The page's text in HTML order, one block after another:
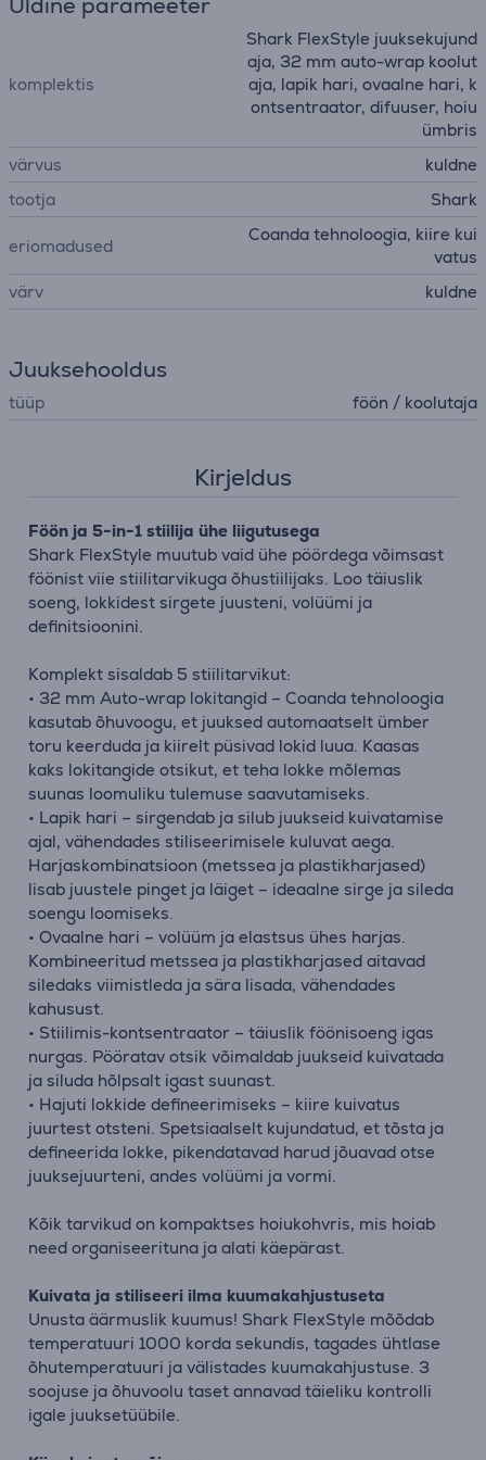
komplektis
Shark FlexStyle juuksekujund
aja, 32 mm auto-wrap koolut
aja, lapik hari, ovaalne hari, k
ontsentraator, difuuser, hoiu
ümbris
värvus
kuldne
tootja
Shark
eriomadused
Coanda tehnoloogia, kiire kui
vatus
värv
kuldne
Juuksehooldus
tüüp föön / koolutaja
Kirjeldus
Föön ja 5-in-1 stiilija ühe liigutusega
Shark FlexStyle muutub vaid ühe pöördega võimsast
föönist viie stiilitarvikuga õhustiilijaks. Loo täiuslik
soeng, lokkidest sirgete juusteni, volüümi ja
definitsioonini.
Komplekt sisaldab 5 stiilitarvikut:
• 32 mm Auto-wrap lokitangid – Coanda tehnoloogia
kasutab õhuvoogu, et juuksed automaatselt ümber
toru keerduda ja kiirelt püsivad lokid luua. Kaasas
kaks lokitangide otsikut, et teha lokke mõlemas
suunas loomuliku tulemuse saavutamiseks.
• Lapik hari – sirgendab ja silub juukseid kuivatamise
ajal, vähendades stiliseerimisele kuluvat aega.
Harjaskombinatsioon (metssea ja plastikharjased)
lisab juustele pinget ja läiget – ideaalne sirge ja sileda
soengu loomiseks.
• Ovaalne hari – volüüm ja elastsus ühes harjas.
Kombineeritud metssea ja plastikharjased aitavad
siledaks viimistleda ja sära lisada, vähendades
kahusust.
• Stiilimis-kontsentraator – täiuslik föönisoeng igas
nurgas. Pööratav otsik võimaldab juukseid kuivatada
ja siluda hõlpsalt igast suunast.
• Hajuti lokkide defineerimiseks – kiire kuivatus
juurtest otsteni. Spetsiaalselt kujundatud, et tõsta ja
defineerida lokke, pikendatavad harud jõuavad otse
juuksejuurteni, andes volüümi ja vormi.
Kõik tarvikud on kompaktses hoiukohvris, mis hoiab
need organiseerituna ja alati käepärast.
Kuivata ja stiliseeri ilma kuumakahjustuseta
Unusta äärmuslik kuumus! Shark FlexStyle mõõdab
temperatuuri 1000 korda sekundis, tagades ühtlase
õhutemperatuuri ja välistades kuumakahjustuse. 3
soojuse ja õhuvoolu taset annavad täieliku kontrolli
igale juuksetüübile.